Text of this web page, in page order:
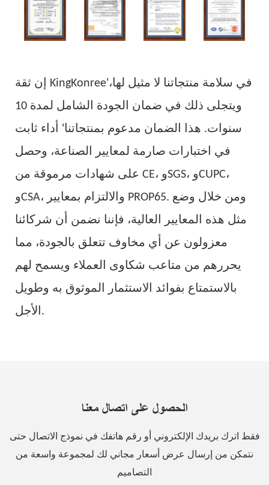
إن ثقة KingKonree'في سلامة منتجاتنا لا مثيل لها،
ويتجلى ذلك في ضمان الجودة الشامل لمدة 10
سنوات. هذا الضمان مدعوم بمنتجاتنا' أداء ثابت
في اختبارات صارمة لمعايير الصناعة، وحصل
على شهادات مرموقة من CE، وSGS، وCUPC،
وCSA، والالتزام بمعايير PROP65. ومن خلال وضع
مثل هذه المعايير العالية، فإننا نضمن أن شركائنا
معزولون عن أي مخاوف تتعلق بالجودة، مما
يحررهم من متاعب شكاوى العملاء ويسمح لهم
بالاستمتاع بفوائد الاستثمار الموثوق به وطويل
الأجل.
الحصول على اتصال معنا
فقط اترك بريدك الإلكتروني أو رقم هاتفك في نموذج الاتصال حتى
نتمكن من إرسال عرض أسعار مجاني لك لمجموعة واسعة من
التصاميم